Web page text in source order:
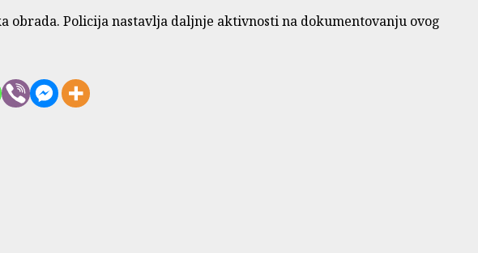
Policija nastavlja daljnje aktivnosti na dokumentovanju ovog